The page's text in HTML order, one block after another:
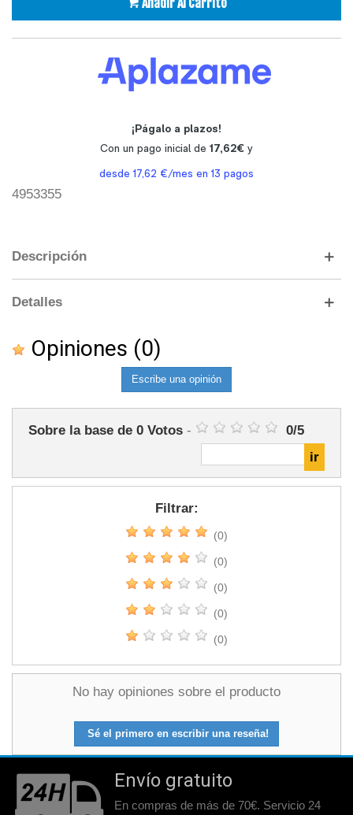
4953355
Descripción
Detalles
Opiniones (0)
Escribe una opinión
Sobre la base de 0 Votos - 0/5
Filtrar:
(0)
(0)
(0)
(0)
(0)
No hay opiniones sobre el producto
Sé el primero en escribir una reseña!
Envío gratuito
En compras de más de 70€. Servicio 24